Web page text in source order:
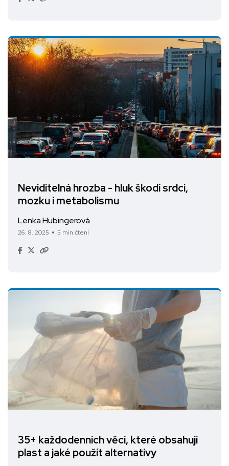
Neviditelná hrozba - hluk škodí srdci,
mozku i metabolismu
Lenka Hubingerová
26. 8. 2025 5 min čtení
35+ každodenních věcí, které obsahují
plast a jaké použít alternativy